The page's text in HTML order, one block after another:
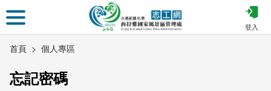
到
主
登入
首頁 個人專區
忘記密碼